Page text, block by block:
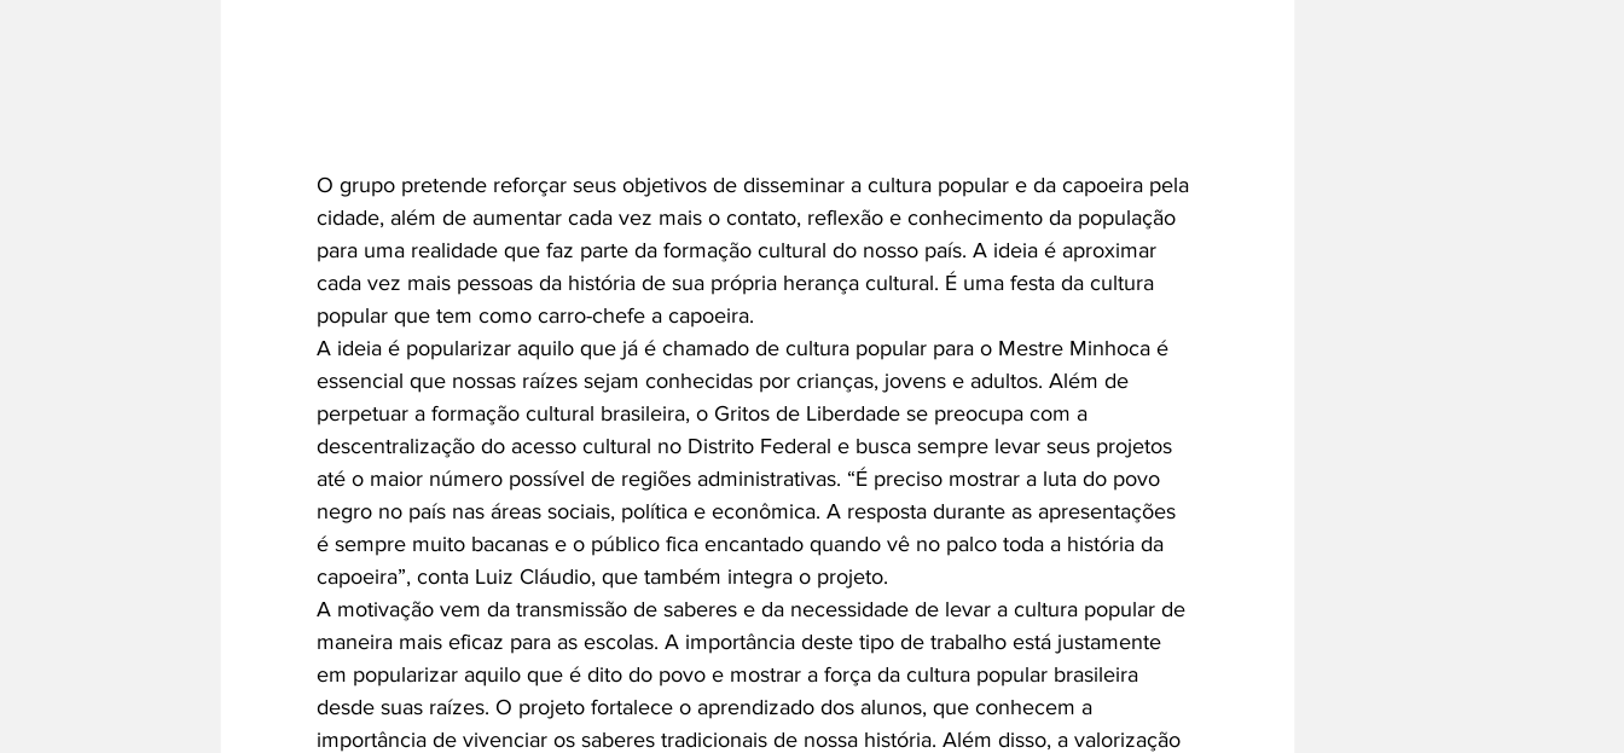
O grupo pretende reforçar seus objetivos de disseminar a cultura popular e da capoeira pela
cidade, além de aumentar cada vez mais o contato, reflexão e conhecimento da população
para uma realidade que faz parte da formação cultural do nosso país. A ideia é aproximar
cada vez mais pessoas da história de sua própria herança cultural. É uma festa da cultura
popular que tem como carro-chefe a capoeira.
A ideia é popularizar aquilo que já é chamado de cultura popular para o Mestre Minhoca é
essencial que nossas raízes sejam conhecidas por crianças, jovens e adultos. Além de
perpetuar a formação cultural brasileira, o Gritos de Liberdade se preocupa com a
descentralização do acesso cultural no Distrito Federal e busca sempre levar seus projetos
até o maior número possível de regiões administrativas. “É preciso mostrar a luta do povo
negro no país nas áreas sociais, política e econômica. A resposta durante as apresentações
é sempre muito bacanas e o público fica encantado quando vê no palco toda a história da
capoeira”, conta Luiz Cláudio, que também integra o projeto.
A motivação vem da transmissão de saberes e da necessidade de levar a cultura popular de
maneira mais eficaz para as escolas. A importância deste tipo de trabalho está justamente
em popularizar aquilo que é dito do povo e mostrar a força da cultura popular brasileira
desde suas raízes. O projeto fortalece o aprendizado dos alunos, que conhecem a
importância de vivenciar os saberes tradicionais de nossa história. Além disso, a valorização